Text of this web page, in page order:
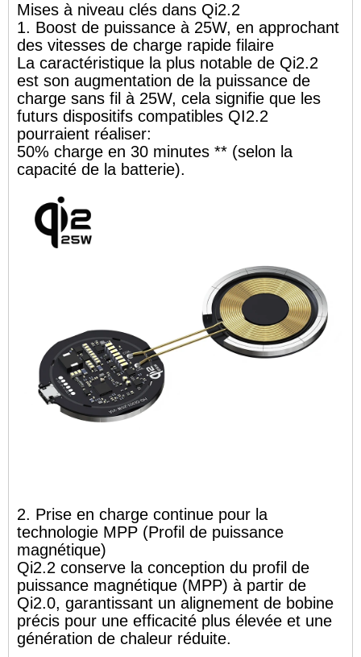
Mises à niveau clés dans Qi2.2
1. Boost de puissance à 25W, en approchant
des vitesses de charge rapide filaire
La caractéristique la plus notable de Qi2.2
est son augmentation de la puissance de
charge sans fil à 25W, cela signifie que les
futurs dispositifs compatibles QI2.2
pourraient réaliser:
50% charge en 30 minutes ** (selon la
capacité de la batterie).
2. Prise en charge continue pour la
technologie MPP (Profil de puissance
magnétique)
Qi2.2 conserve la conception du profil de
puissance magnétique (MPP) à partir de
Qi2.0, garantissant un alignement de bobine
précis pour une efficacité plus élevée et une
génération de chaleur réduite.